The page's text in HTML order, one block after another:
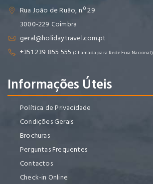
Rua João de Ruão, n.º 29
3000-229 Coimbra
geral@holidaytravel.com.pt
+351 239 855 555 (Chamada para Rede Fixa Nacional)
Informações Úteis
Política de Privacidade
Condições Gerais
Brochuras
Perguntas Frequentes
Contactos
Check-in Online